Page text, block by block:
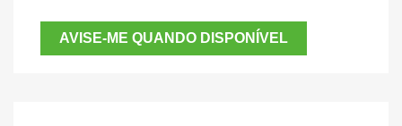
AVISE-ME QUANDO DISPONÍVEL